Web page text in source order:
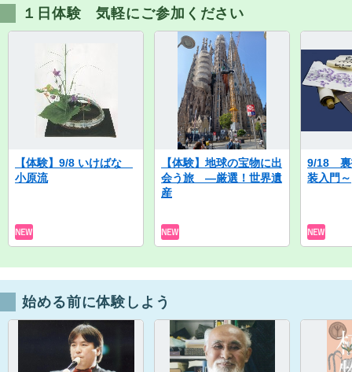
１日体験 気軽にご参加ください
【体験】9/8 いけばな
小原流
【体験】地球の宝物に出
会う旅 ―厳選！世界遺
産
9/18 裏
装入門～
始める前に体験しよう